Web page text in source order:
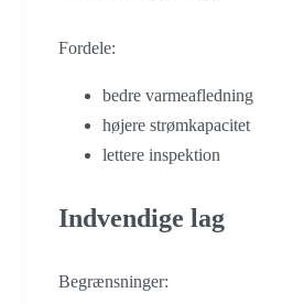
Fordele:
bedre varmeafledning
højere strømkapacitet
lettere inspektion
Indvendige lag
Begrænsninger: